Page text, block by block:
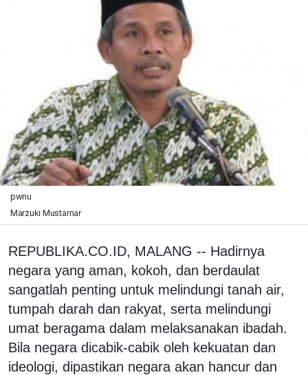
pwnu
Marzuki Mustamar
REPUBLIKA.CO.ID, MALANG -- Hadirnya
negara yang aman, kokoh, dan berdaulat
sangatlah penting untuk melindungi tanah air,
tumpah darah dan rakyat, serta melindungi
umat beragama dalam melaksanakan ibadah.
Bila negara dicabik-cabik oleh kekuatan dan
ideologi, dipastikan negara akan hancur dan